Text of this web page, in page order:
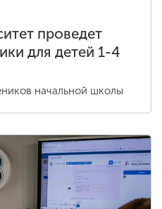
проведет
для детей 1-4
начальной школы